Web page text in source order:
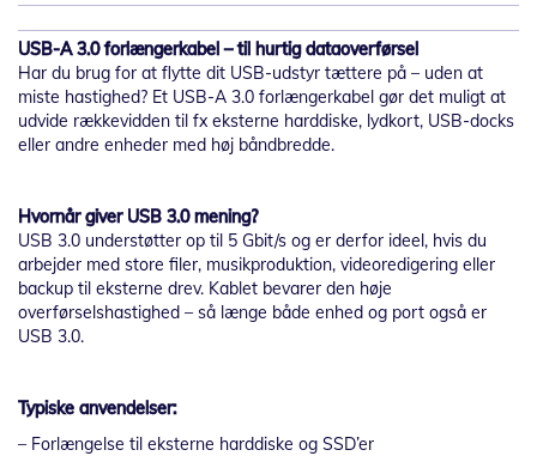
USB-A 3.0 forlængerkabel – til hurtig dataoverførsel
Har du brug for at flytte dit USB-udstyr tættere på – uden at
miste hastighed? Et USB-A 3.0 forlængerkabel gør det muligt at
udvide rækkevidden til fx eksterne harddiske, lydkort, USB-docks
eller andre enheder med høj båndbredde.
Hvornår giver USB 3.0 mening?
USB 3.0 understøtter op til 5 Gbit/s og er derfor ideel, hvis du
arbejder med store filer, musikproduktion, videoredigering eller
backup til eksterne drev. Kablet bevarer den høje
overførselshastighed – så længe både enhed og port også er
USB 3.0.
Typiske anvendelser:
– Forlængelse til eksterne harddiske og SSD’er